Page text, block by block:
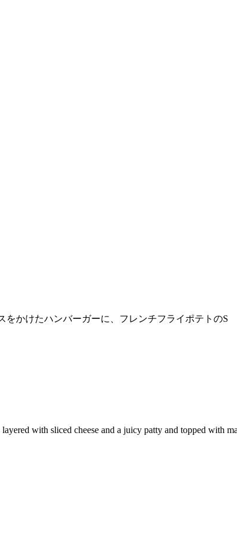
かけたハンバーガーに、フレンチフライポテトのS
with sliced cheese and a juicy patty and topped with